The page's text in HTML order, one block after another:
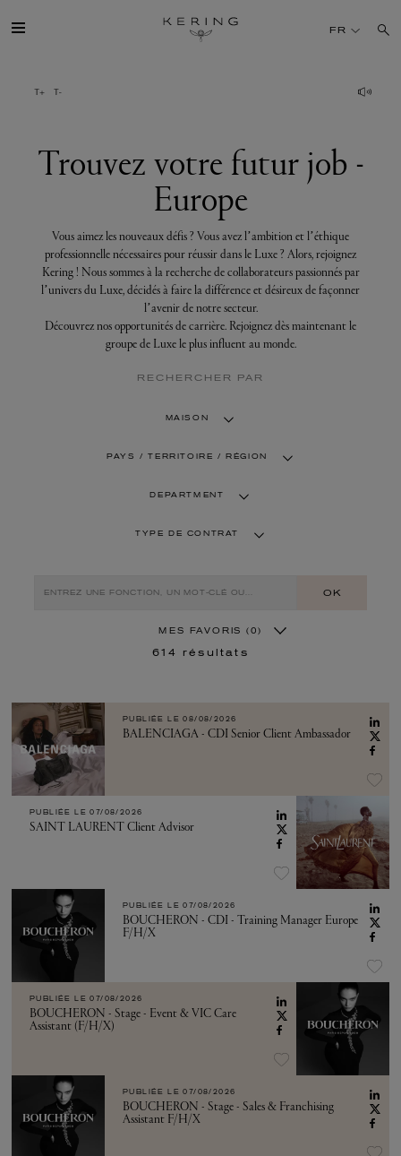
votre
futur
DÉV. DURABLE
FINANCE
PRESSE
FR
Trouvez votre futur job -
Europe
Vous aimez les nouveaux défis ? Vous avez l’ambition et l’éthique
professionnelle nécessaires pour réussir dans le Luxe ? Alors, rejoignez
Kering ! Nous sommes à la recherche de collaborateurs passionnés par
l’univers du Luxe, décidés à faire la différence et désireux de façonner
l’avenir de notre secteur.
Découvrez nos opportunités de carrière. Rejoignez dès maintenant le
groupe de Luxe le plus influent au monde.
RECHERCHER PAR
MAISON
PAYS / TERRITOIRE / RÉGION
DEPARTMENT
TYPE DE CONTRAT
OK
MES FAVORIS (0)
614 résultats
PUBLIÉE LE 08/08/2026
BALENCIAGA - CDI Senior Client Ambassador
PUBLIÉE LE 07/08/2026
SAINT LAURENT Client Advisor
PUBLIÉE LE 07/08/2026
BOUCHERON - CDI - Training Manager Europe
F/H/X
PUBLIÉE LE 07/08/2026
BOUCHERON - Stage - Event & VIC Care
Assistant (F/H/X)
PUBLIÉE LE 07/08/2026
BOUCHERON - Stage - Sales & Franchising
Assistant F/H/X